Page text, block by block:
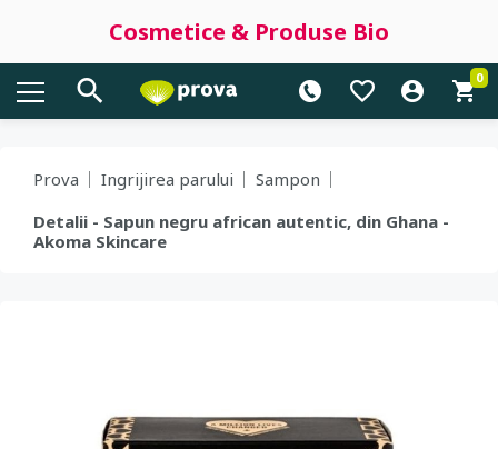
Cosmetice & Produse Bio
0
Prova Ingrijirea parului
Sampon
Detalii - Sapun negru african autentic, din Ghana -
Akoma Skincare